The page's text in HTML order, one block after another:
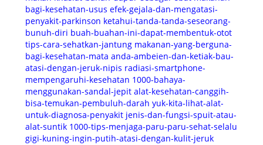
bagi-kesehatan-usus efek-gejala-dan-mengatasi-
penyakit-parkinson ketahui-tanda-tanda-seseorang-
bunuh-diri buah-buahan-ini-dapat-membentuk-otot
tips-cara-sehatkan-jantung makanan-yang-berguna-
bagi-kesehatan-mata anda-ambeien-dan-ketiak-bau-
atasi-dengan-jeruk-nipis radiasi-smartphone-
mempengaruhi-kesehatan 1000-bahaya-
menggunakan-sandal-jepit alat-kesehatan-canggih-
bisa-temukan-pembuluh-darah yuk-kita-lihat-alat-
untuk-diagnosa-penyakit jenis-dan-fungsi-spuit-atau-
alat-suntik 1000-tips-menjaga-paru-paru-sehat-selalu
gigi-kuning-ingin-putih-atasi-dengan-kulit-jeruk